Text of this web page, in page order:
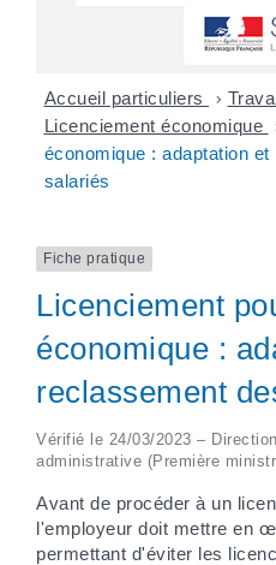
Accueil particuliers >
Licenciement économique
économique : adaptation
salariés
Fiche pratique
Licenciement
économique :
reclassement
Vérifié le 24/03/2023 –
administrative (Première
Avant de procéder à un
l'employeur doit mettre en
permettant d'éviter les